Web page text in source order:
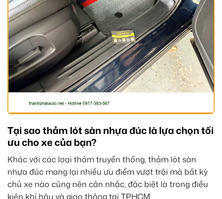
Tại sao thảm lót sàn nhựa đúc là lựa chọn tối
ưu cho xe của bạn?
Khác với các loại thảm truyền thống, thảm lót sàn
nhựa đúc mang lại nhiều ưu điểm vượt trội mà bất kỳ
chủ xe nào cũng nên cân nhắc, đặc biệt là trong điều
kiện khí hậu và giao thông tại TPHCM.